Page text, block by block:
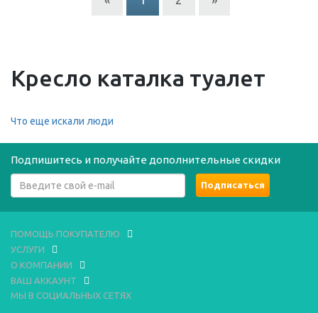
Кресло каталка туалет
Что еще искали люди
Подпишитесь и получайте дополнительные скидки
ПОМОЩЬ ПОКУПАТЕЛЮ
УСЛУГИ
О КОМПАНИИ
ВАШ АККАУНТ
МЫ В СОЦИАЛЬНЫХ СЕТЯХ